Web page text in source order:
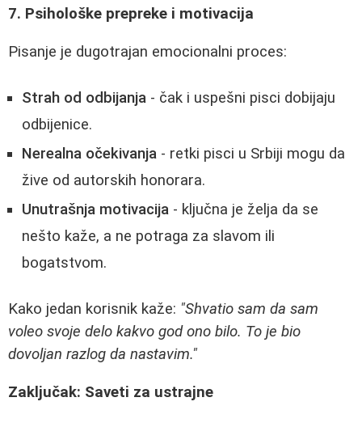
7. Psihološke prepreke i motivacija
Pisanje je dugotrajan emocionalni proces:
Strah od odbijanja - čak i uspešni pisci dobijaju
odbijenice.
Nerealna očekivanja - retki pisci u Srbiji mogu da
žive od autorskih honorara.
Unutrašnja motivacija - ključna je želja da se
nešto kaže, a ne potraga za slavom ili
bogatstvom.
Kako jedan korisnik kaže: "Shvatio sam da sam
voleo svoje delo kakvo god ono bilo. To je bio
dovoljan razlog da nastavim."
Zaključak: Saveti za ustrajne